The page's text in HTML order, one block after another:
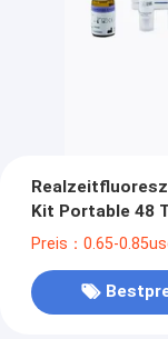
Kit Portable 48
Preis：0.65-